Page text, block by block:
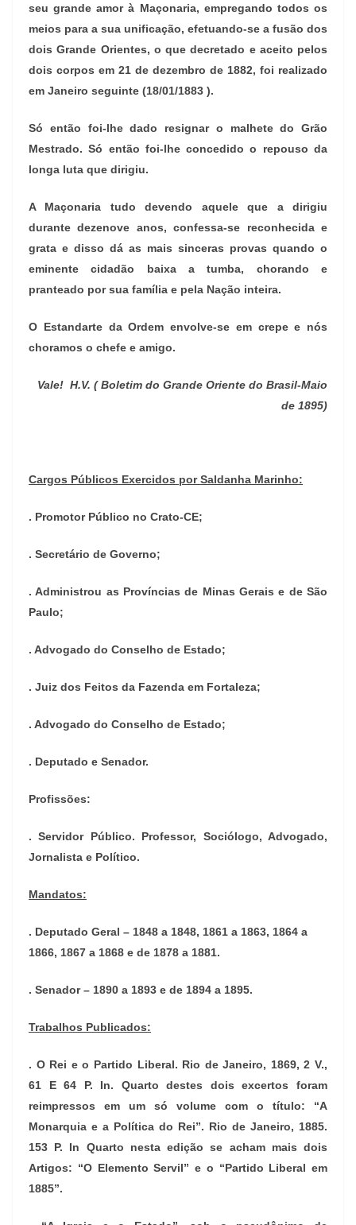
seu grande amor à Maçonaria, empregando todos os
meios para a sua unificação, efetuando-se a fusão dos
dois Grande Orientes, o que decretado e aceito pelos
dois corpos em 21 de dezembro de 1882, foi realizado
em Janeiro seguinte (18/01/1883 ).
Só então foi-lhe dado resignar o malhete do Grão
Mestrado. Só então foi-lhe concedido o repouso da
longa luta que dirigiu.
A Maçonaria tudo devendo aquele que a dirigiu
durante dezenove anos, confessa-se reconhecida e
grata e disso dá as mais sinceras provas quando o
eminente cidadão baixa a tumba, chorando e
pranteado por sua família e pela Nação inteira.
O Estandarte da Ordem envolve-se em crepe e nós
choramos o chefe e amigo.
Vale! H.V. ( Boletim do Grande Oriente do Brasil-Maio
de 1895)
Cargos Públicos Exercidos por Saldanha Marinho:
. Promotor Público no Crato-CE;
. Secretário de Governo;
. Administrou as Províncias de Minas Gerais e de São
Paulo;
. Advogado do Conselho de Estado;
. Juiz dos Feitos da Fazenda em Fortaleza;
. Advogado do Conselho de Estado;
. Deputado e Senador.
Profissões:
. Servidor Público. Professor, Sociólogo, Advogado,
Jornalista e Político.
Mandatos:
. Deputado Geral – 1848 a 1848, 1861 a 1863, 1864 a
1866, 1867 a 1868 e de 1878 a 1881.
. Senador – 1890 a 1893 e de 1894 a 1895.
Trabalhos Publicados:
. O Rei e o Partido Liberal. Rio de Janeiro, 1869, 2 V.,
61 E 64 P. In. Quarto destes dois excertos foram
reimpressos em um só volume com o título: “A
Monarquia e a Política do Rei”. Rio de Janeiro, 1885.
153 P. In Quarto nesta edição se acham mais dois
Artigos: “O Elemento Servil” e o “Partido Liberal em
1885”.